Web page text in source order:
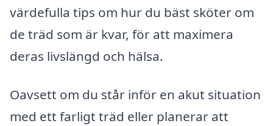
värdefulla tips om hur du bäst sköter om
de träd som är kvar, för att maximera
deras livslängd och hälsa.
Oavsett om du står inför en akut situation
med ett farligt träd eller planerar att